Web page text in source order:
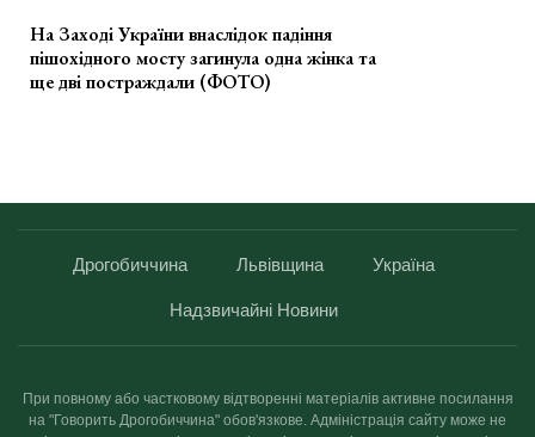
На Заході України внаслідок падіння
пішохідного мосту загинула одна жінка та
ще дві постраждали (ФОТО)
Дрогобиччина Львівщина Україна
Надзвичайні Новини
При повному або частковому відтворенні матеріалів активне посилання
на "Говорить Дрогобиччина" обов'язкове. Адміністрація сайту може не